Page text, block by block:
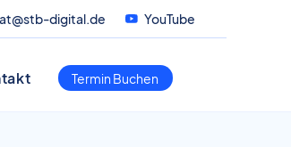
digital.de YouTube
Termin Buchen